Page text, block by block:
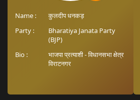
Name :
कुलदीप धनकड़
Party :
Bharatiya Janata Party
(BJP)
Bio :
भाजपा प्रत्याशी - विधानसभा क्षेत्र
विराटनगर